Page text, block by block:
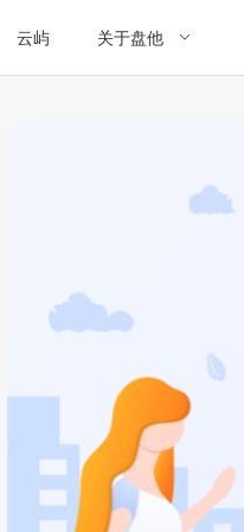
云屿 关于盘他